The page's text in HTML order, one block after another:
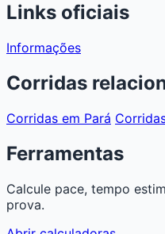
Links oficiais
Informações
Corridas
Corridas em Pará
Ferramentas
Calcule pace, tempo
prova.